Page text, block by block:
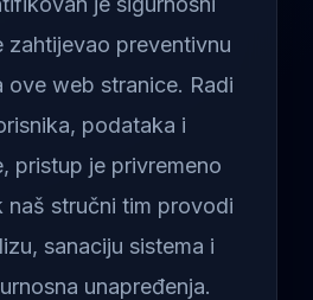
zahtijevao preventivnu
ove web stranice. Radi
podataka i
pristup je privremeno
naš stručni tim provodi
sanaciju sistema i
unapređenja.